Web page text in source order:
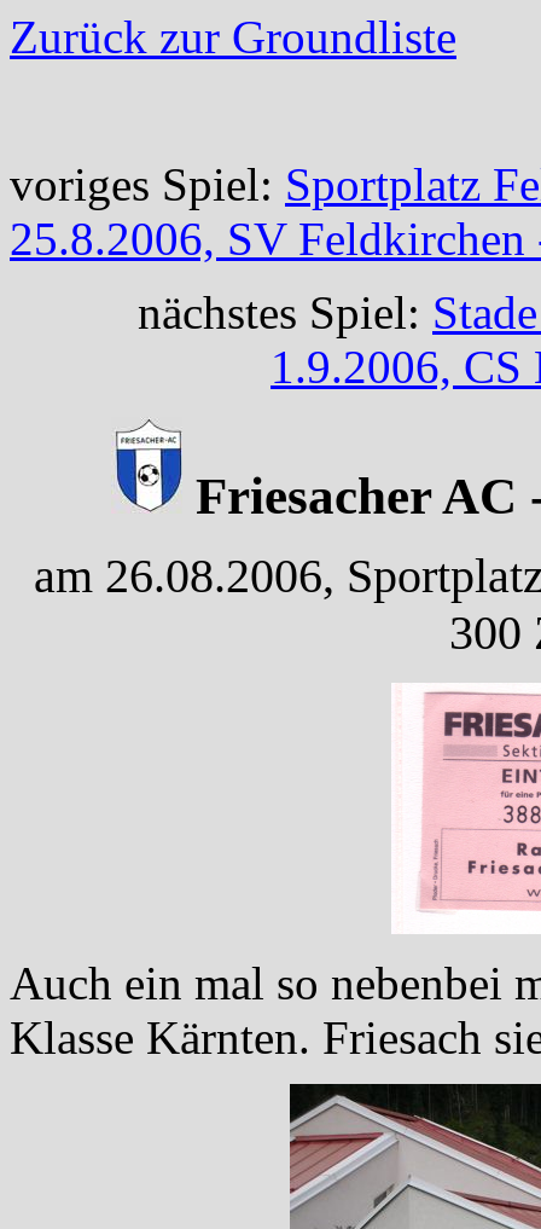
Zurück zur Groundliste
voriges Spiel: Sportplatz
25.8.2006, SV Feldkirchen
nächstes Spiel:
1.9.2006, CS
Friesacher
am 26.08.2006,
300
Auch ein mal so nebenbei
Klasse Kärnten. Friesach